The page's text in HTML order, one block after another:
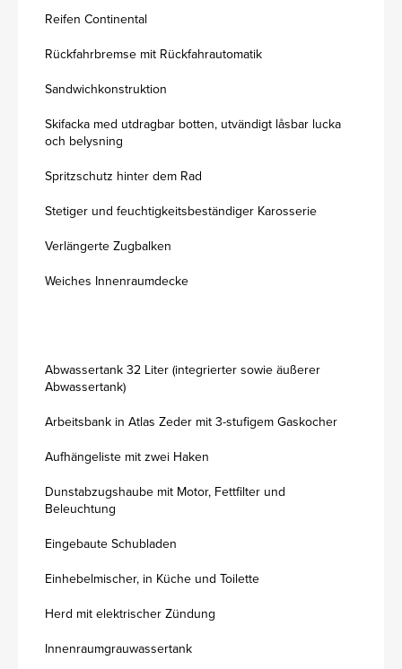
Reifen Continental
Rückfahrbremse mit Rückfahrautomatik
Sandwichkonstruktion
Skifacka med utdragbar botten, utvändigt låsbar lucka
och belysning
Spritzschutz hinter dem Rad
Stetiger und feuchtigkeitsbeständiger Karosserie
Verlängerte Zugbalken
Weiches Innenraumdecke
Abwassertank 32 Liter (integrierter sowie äußerer
Abwassertank)
Arbeitsbank in Atlas Zeder mit 3-stufigem Gaskocher
Aufhängeliste mit zwei Haken
Dunstabzugshaube mit Motor, Fettfilter und
Beleuchtung
Eingebaute Schubladen
Einhebelmischer, in Küche und Toilette
Herd mit elektrischer Zündung
Innenraumgrauwassertank